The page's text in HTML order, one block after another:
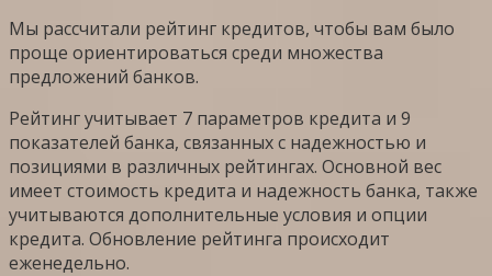
Мы рассчитали рейтинг кредитов, чтобы вам было
проще ориентироваться среди множества
предложений банков.
Рейтинг учитывает 7 параметров кредита и 9
показателей банка, связанных с надежностью и
позициями в различных рейтингах. Основной вес
имеет стоимость кредита и надежность банка, также
учитываются дополнительные условия и опции
кредита. Обновление рейтинга происходит
еженедельно.